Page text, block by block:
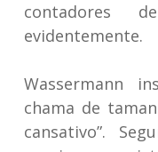
contadores
evidentemente.
Wassermann
chama de
cansativo”.